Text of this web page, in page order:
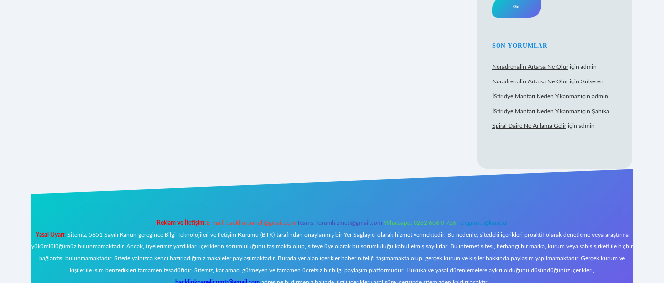
SON YORUMLAR
Noradrenalin Artarsa Ne Oluriçin admin
Noradrenalin Artarsa Ne Oluriçin Gülseren
İStiridye Mantarı Neden Yıkanmaziçin admin
İStiridye Mantarı Neden Yıkanmaziçin Şahika
Spiral Daire Ne Anlama Geliriçin admin
Reklam ve İletişim: E-mail: backlinkpaneli@gmail.com Teams: forumhizmeti@gmail.com Whatsapp: 0262 606 0 726 Telegram: @karabul
Yasal Uyarı:Sitemiz, 5651 Sayılı Kanun gereğince Bilgi Teknolojileri ve İletişim Kurumu (BTK) tarafından onaylanmış bir Yer Sağlayıcı olarak hizmet vermektedir. Bu nedenle, sitedeki içerikleri proaktif olarak denetleme veya araştırma
yükümlülüğümüz bulunmamaktadır. Ancak, üyelerimiz yazdıkları içeriklerin sorumluluğunu taşımakta olup, siteye üye olarak bu sorumluluğu kabul etmiş sayılırlar. Bu internet sitesi, herhangi bir marka, kurum veya şahıs şirketi ile hiçbir
bağlantısı bulunmamaktadır. Sitede yalnızca kendi hazırladığımız makaleler paylaşılmaktadır. Burada yer alan içerikler haber niteliği taşımamakta olup, gerçek kurum ve kişiler hakkında paylaşım yapılmamaktadır. Gerçek kurum ve
kişiler ile isim benzerlikleri tamamen tesadüfidir. Sitemiz, kar amacı gütmeyen ve tamamen ücretsiz bir bilgi paylaşım platformudur. Hukuka ve yasal düzenlemelere aykırı olduğunu düşündüğünüz içerikleri,